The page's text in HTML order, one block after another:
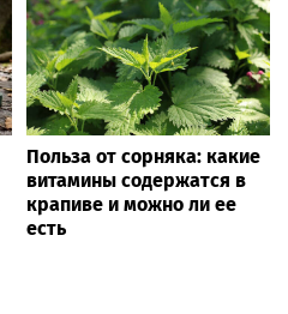
Польза от сорняка: какие
витамины содержатся в
крапиве и можно ли ее
есть